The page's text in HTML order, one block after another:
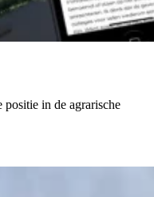
in de agrarische